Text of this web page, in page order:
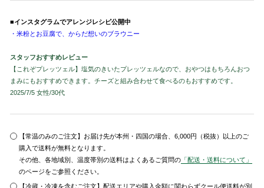
■インスタグラムでアレンジレシピ公開中
・米粉とお豆腐で、からだ想いのブラウニー
スタッフおすすめレビュー
【これぞプレッツェル】塩気のきいたプレッツェルなので、おやつはもちろんおつ
まみにもおすすめできます。チーズと組み合わせて食べるのもおすすめです。
2025/7/5 女性/30代
【常温のみのご注文】お届け先が本州・四国の場合、6,000円（税抜）以上のご
購入で送料が無料となります。
その他、各地域別、温度帯別の送料はよくあるご質問の 「配送・送料について」
のページをご参照ください。
【冷蔵・冷凍を含むご注文】配送エリアや購入金額に関わらずクール便送料が別